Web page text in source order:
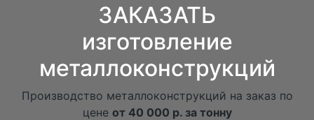
ЗАКАЗАТЬ
изготовление
металлоконструкций
Производство металлоконструкций на заказ по
цене от 40 000 р. за тонну